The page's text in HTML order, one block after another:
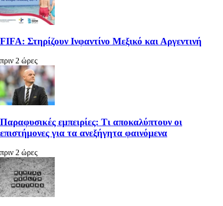
FIFA: Στηρίζουν Ινφαντίνο Μεξικό και Αργεντινή
πριν 2 ώρες
Παραφυσικές εμπειρίες: Τι αποκαλύπτουν οι
επιστήμονες για τα ανεξήγητα φαινόμενα
πριν 2 ώρες